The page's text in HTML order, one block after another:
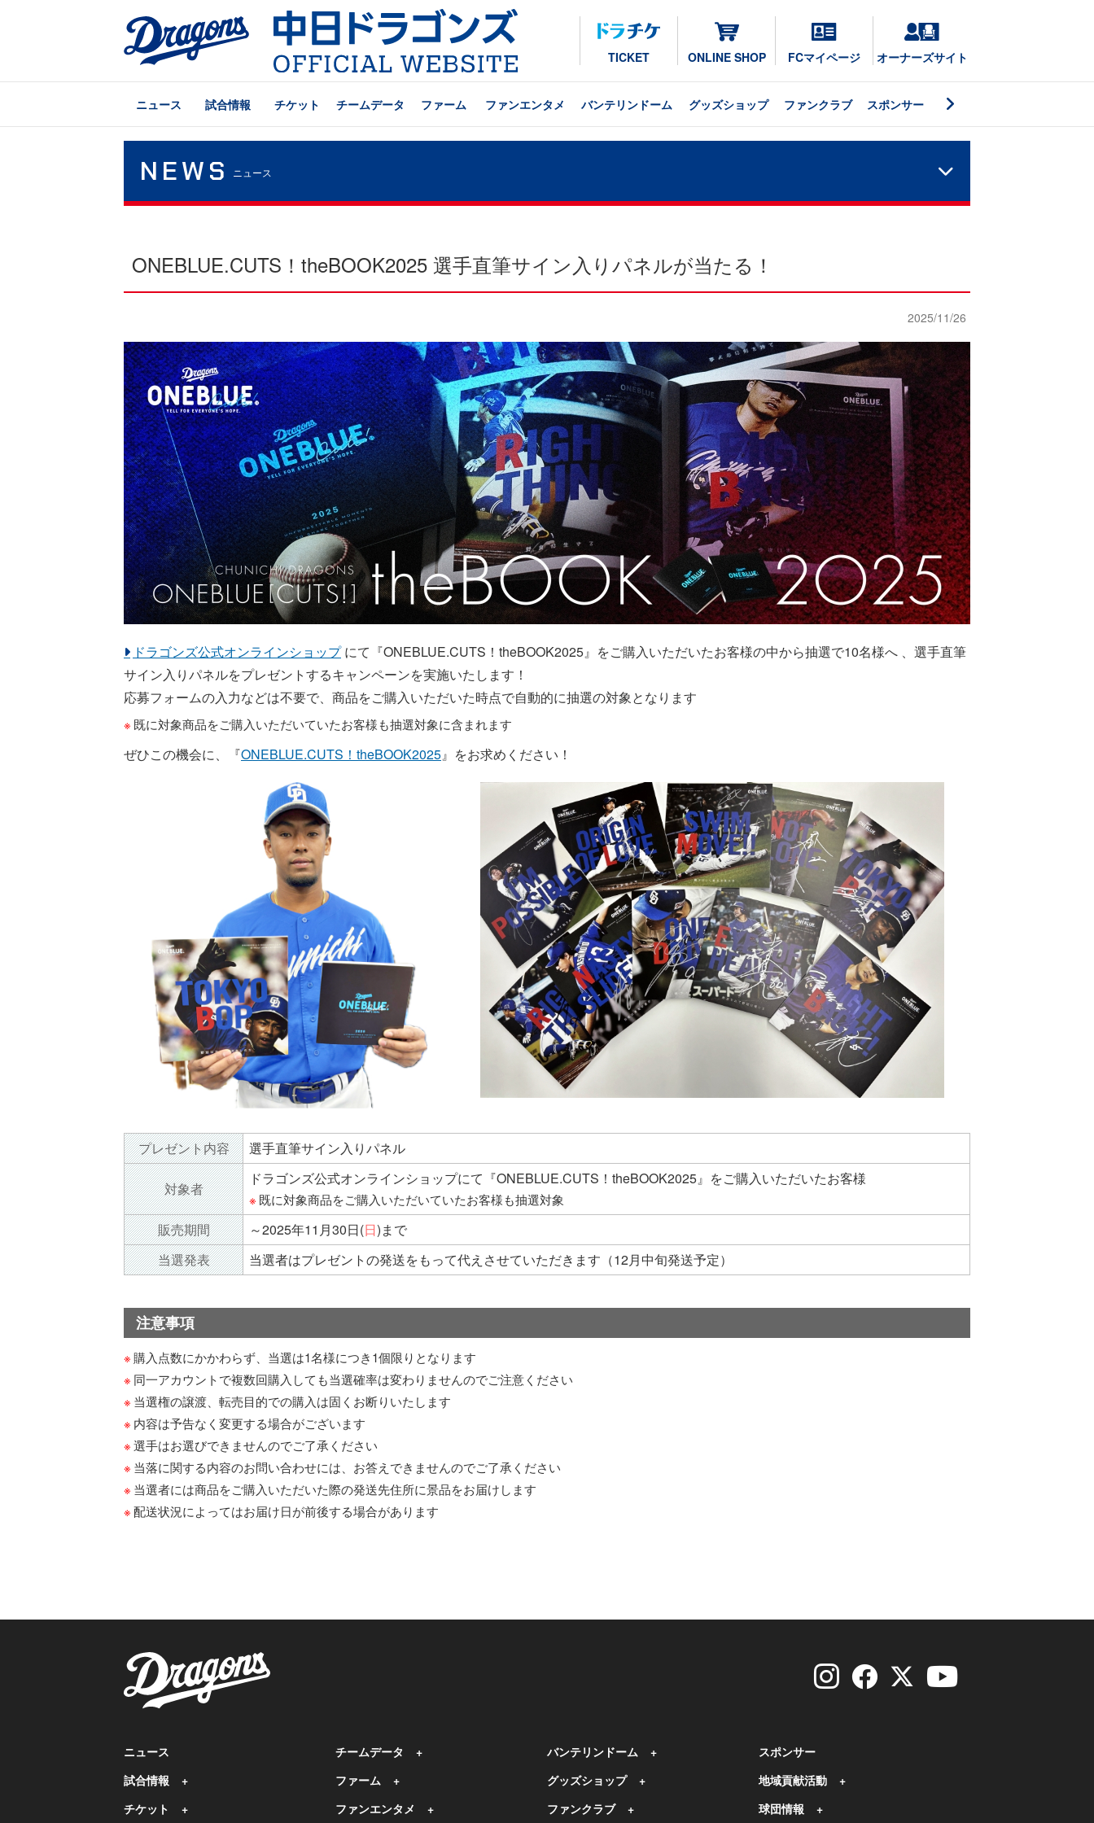
TICKET ONLINE SHOP FCマイページ オーナーズサイト
ニュース 試合情報 チケット チームデータ ファーム ファンエンタメ バンテリンドーム グッズショップ ファンクラブ スポンサー
NEWS ニュース
ONEBLUE.CUTS！theBOOK2025 選手直筆サイン入りパネルが当たる！
2025/11/26
ドラゴンズ公式オンラインショップにて『ONEBLUE.CUTS！theBOOK2025』をご購入いただいたお客様の中から抽選で10名様へ 、選手直筆
サイン入りパネルをプレゼントするキャンペーンを実施いたします！
応募フォームの入力などは不要で、商品をご購入いただいた時点で自動的に抽選の対象となります
既に対象商品をご購入いただいていたお客様も抽選対象に含まれます
ぜひこの機会に、『ONEBLUE.CUTS！theBOOK2025』をお求めください！
プレゼント内容 選手直筆サイン入りパネル
対象者
ドラゴンズ公式オンラインショップにて『ONEBLUE.CUTS！theBOOK2025』をご購入いただいたお客様
既に対象商品をご購入いただいていたお客様も抽選対象
販売期間 ～2025年11月30日(日)まで
当選発表
当選者はプレゼントの発送をもって代えさせていただきます（12月中旬発送予定）
注意事項
購入点数にかかわらず、当選は1名様につき1個限りとなります
同一アカウントで複数回購入しても当選確率は変わりませんのでご注意ください
当選権の譲渡、転売目的での購入は固くお断りいたします
内容は予告なく変更する場合がございます
選手はお選びできませんのでご了承ください
当落に関する内容のお問い合わせには、お答えできませんのでご了承ください
当選者には商品をご購入いただいた際の発送先住所に景品をお届けします
配送状況によってはお届け日が前後する場合があります
ニュース
試合情報
チケット
チームデータ
ファーム
ファンエンタメ
バンテリンドーム
グッズショップ
ファンクラブ
スポンサー
地域貢献活動
球団情報